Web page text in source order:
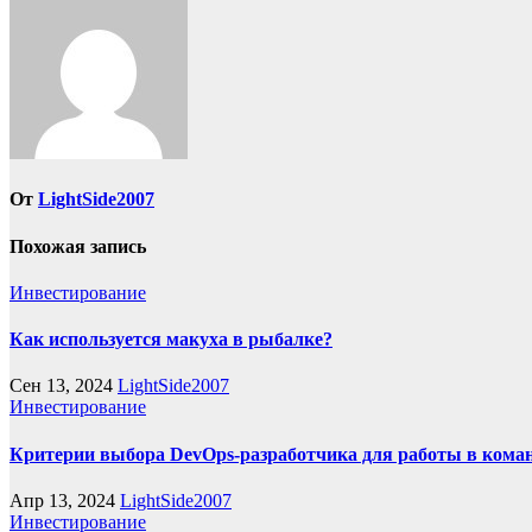
От LightSide2007
Похожая запись
Инвестирование
Как используется макуха в рыбалке?
Сен 13, 2024 LightSide2007
Инвестирование
Критерии выбора DevOps-разработчика для работы в
Апр 13, 2024 LightSide2007
Инвестирование